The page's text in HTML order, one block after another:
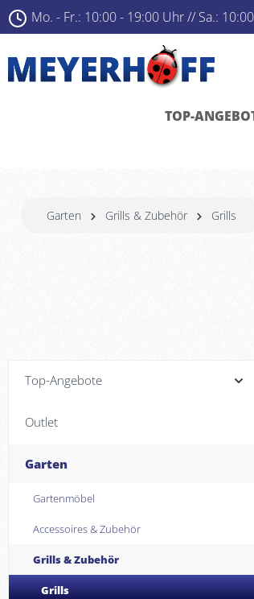
Mo. - Fr.: 10:00 - 19:00 Uhr ­// Sa.:
TOP-
Garten Grills & Zubehör Grills
Top-Angebote
Outlet
Garten
Gartenmöbel
Accessoires & Zubehör
Grills & Zubehör
Grills